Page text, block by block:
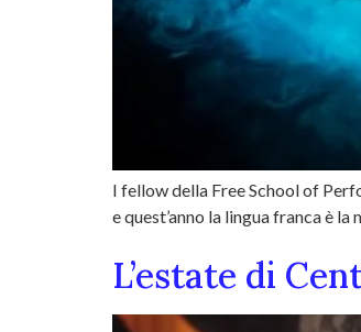
I fellow della Free School of
e quest’anno la lingua franca è la
L’estate di